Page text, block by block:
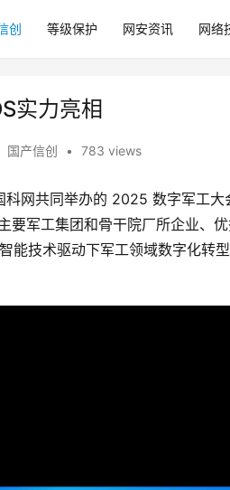
创 等级保护 网安资讯 网络
实力亮相
国产信创 • 783 views
网共同举办的 2025 数字军工
要军工集团和骨干院厂所企业、
能技术驱动下军工领域数字化转